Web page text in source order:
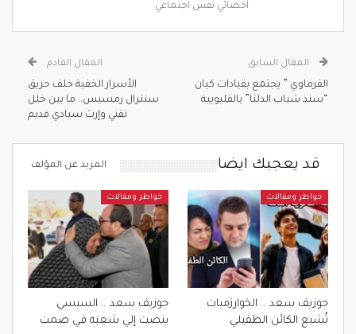
أخصائي نفس اجتماعي
المقال السابق
الفرماوي ” يجتمع بقيادات كيان
“سند شباب الدلتا” بالقليوبية
المقال القادم
الأسرار الخفية خلف حريق
سنترال رمسيس.. ما بين خلل
تقني وإرث سيادي قديم
قد يعجبك ايضا المزيد عن المؤلف
خواطر ومقالات
جوزيف سعد .. الخوارزميات
تُشبع الكائن الطفيلي
خواطر ومقالات
جوزيف سعد .. السيسي
ينصت إلي شعبه في صمت